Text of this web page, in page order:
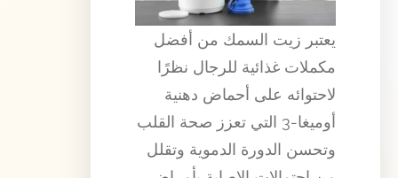
يعتبر زيت السمك من أفضل
مكملات غذائية للرجال نظرًا
لاحتوائه على أحماض دهنية
أوميغا-3 التي تعزز صحة القلب
وتحسن الدورة الدموية وتقلل